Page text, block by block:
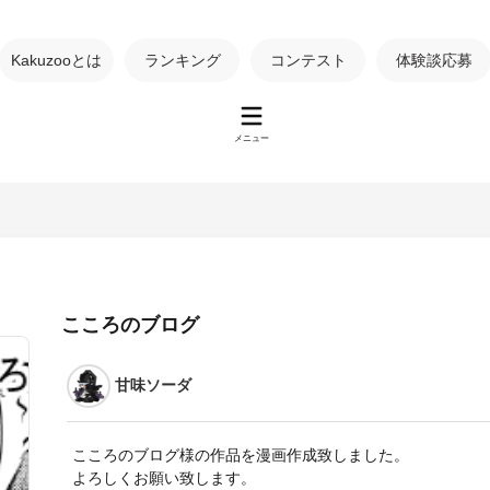
Kakuzooとは ランキング コンテスト 体験談応募
メニュー
こころのブログ
甘味ソーダ
こころのブログ様の作品を漫画作成致しました。
よろしくお願い致します。